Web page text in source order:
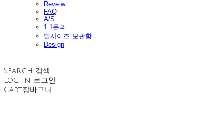
Reveiw
FAQ
A/S
1:1문의
발사이즈 보관함
Design
Search 검색
Log In 로그인
Cart장바구니